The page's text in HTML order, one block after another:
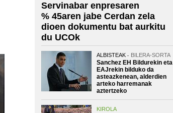
Servinabar enpresaren
% 45aren jabe Cerdan zela
dioen dokumentu bat aurkitu
du UCOk
ALBISTEAK BILERA-SORTA
Sanchez EH Bildurekin eta
EAJrekin bilduko da
asteazkenean, alderdien
arteko harremanak
aztertzeko
KIROLA